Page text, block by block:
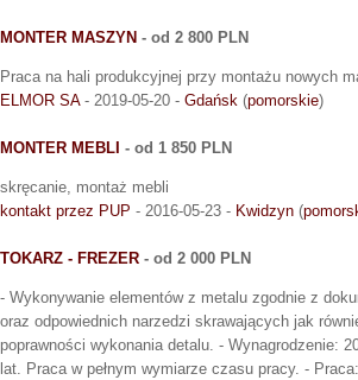
MONTER MASZYN - od 2 800 PLN
Praca na hali produkcyjnej przy montażu nowych
ELMOR SA- 2019-05-20 - Gdańsk (pomorskie)
MONTER MEBLI - od 1 850 PLN
skręcanie, montaż mebli
kontakt przez PUP - 2016-05-23 - Kwidzyn (
TOKARZ - FREZER - od 2 000 PLN
- Wykonywanie elementów z metalu zgodnie z
oraz odpowiednich narzedzi skrawających jak
poprawności wykonania detalu. - Wynagrodzenie:
lat. Praca w pełnym wymiarze czasu pracy. -